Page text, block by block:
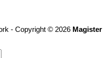
- Copyright © 2026 Magister